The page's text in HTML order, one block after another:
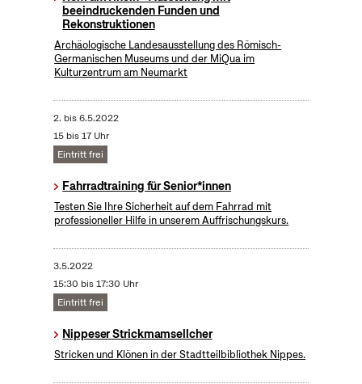
beeindruckenden Funden und
Rekonstruktionen
Archäologische Landesausstellung des Römisch-
Germanischen Museums und der MiQua im
Kulturzentrum am Neumarkt
2. bis6.5.2022
15 bis 17 Uhr
Eintritt frei
Fahrradtraining für Senior*innen
Testen Sie Ihre Sicherheit auf dem Fahrrad mit
professioneller Hilfe in unserem Auffrischungskurs.
3.5.2022
15:30 bis 17:30 Uhr
Eintritt frei
Nippeser Strickmamsellcher
Stricken und Klönen in der Stadtteilbibliothek Nippes.